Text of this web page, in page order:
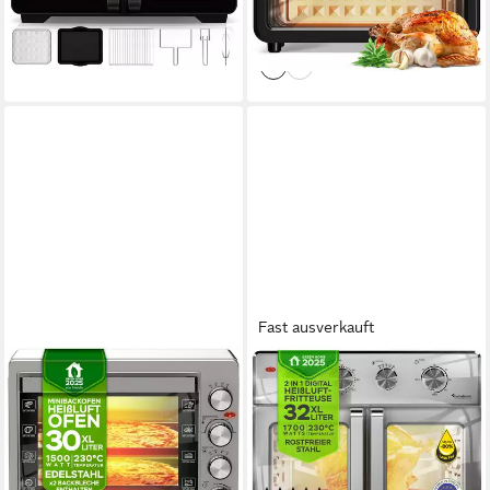
Toaster, Dörrer
mtl. in 12 Raten
lieferbar - in 3-4 Werktagen bei dir
Heißluftfritteuse, Toaster
9,59 €mtl. in 12 Raten
lieferbar - in 3-4 Werktagen bei dir
TURBOTRONIC BY Z-LINE
Minibackofen 1500 W 30 l
Mini Backofen mit Umluft
Drehspieß Grill Pizzaofen
Timer, Tischbackofen mit
Fast ausverkauft
TURBOTRONIC BY Z-LINE
Minibackofen 1700 W 32 l
Mini Backofen Airfryer Umluft
Grill Drehspieß Pizzaofen,
Tischbackofen, kleiner